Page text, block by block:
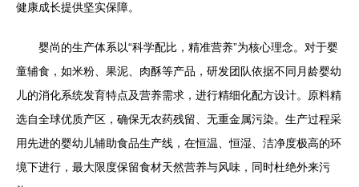
健康成长提供坚实保障。
婴尚的生产体系以“科学配比，精准营养”为核心理念。对于婴
童辅食，如米粉、果泥、肉酥等产品，研发团队依据不同月龄婴幼
儿的消化系统发育特点及营养需求，进行精细化配方设计。原料精
选自全球优质产区，确保无农药残留、无重金属污染。生产过程采
用先进的婴幼儿辅助食品生产线，在恒温、恒湿、洁净度极高的环
境下进行，最大限度保留食材天然营养与风味，同时杜绝外来污